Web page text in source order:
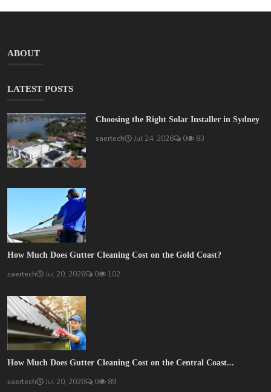
ABOUT
LATEST POSTS
Choosing the Right Solar Installer in Sydney
saertech Jul 24, 2026 0 83
How Much Does Gutter Cleaning Cost on the Gold Coast?
saertech Jul 20, 2026 0 102
How Much Does Gutter Cleaning Cost on the Central Coast...
saertech Jul 20, 2026 0 89